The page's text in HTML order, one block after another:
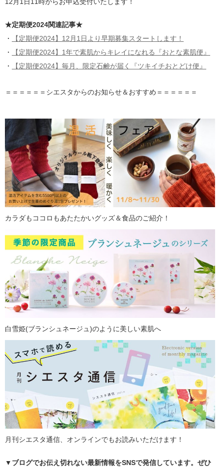
★定期便2024関連記事★
・
【定期便2024】12月1日より早期募集スタートします！
・
【定期便2024】1年で素肌からキレイになれる『おとな素肌便』
・
【定期便2024】毎月、限定石鹸が届く『ツキイチおとどけ便』
＝＝＝＝＝＝シエスタからのお知らせ＆おすすめ＝＝＝＝＝＝
カラダもココロもあたたかいグッズ＆食品のご紹介！
白雪姫(ブランシュネージュ)のように美しい素肌へ
月刊シエスタ通信、オンラインでもお読みいただけます！
▼ブログでお伝え切れない最新情報をSNSで発信しています。ぜひ